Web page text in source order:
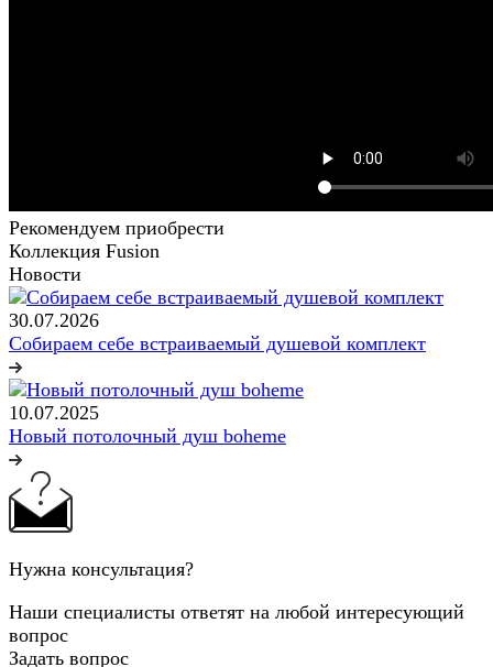
Рекомендуем приобрести
Коллекция Fusion
Новости
30.07.2026
Собираем себе встраиваемый душевой комплект
10.07.2025
Новый потолочный душ boheme
Нужна консультация?
Наши специалисты ответят на любой интересующий
вопрос
Задать вопрос